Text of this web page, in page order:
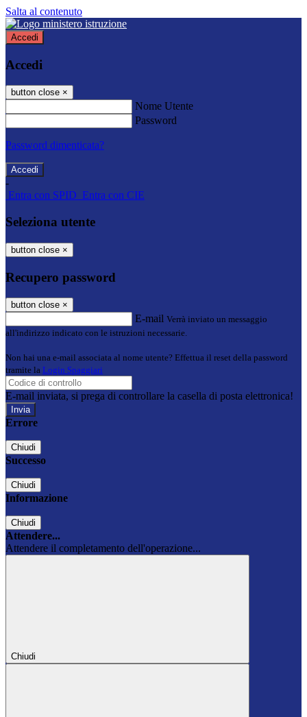
Salta al contenuto
Accedi
Accedi
button close ×
Nome Utente
Password
Password dimenticata?
-
Entra con SPID Entra con CIE
Seleziona utente
button close ×
Recupero password
button close ×
E-mail Verrà inviato un messaggio
all'indirizzo indicato con le istruzioni necessarie.
Non hai una e-mail associata al nome utente? Effettua il reset della password
tramite la Login Spaggiari
E-mail inviata, si prega di controllare la casella di posta elettronica!
Errore
Chiudi
Successo
Chiudi
Informazione
Chiudi
Attendere...
Attendere il completamento dell'operazione...
Chiudi